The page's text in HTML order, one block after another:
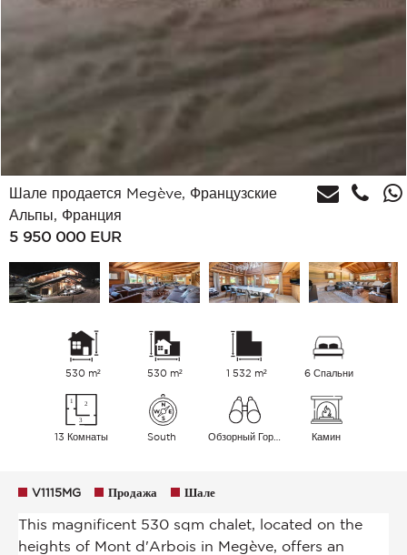
Шале продается Megève, Французские
Альпы, Франция
5 950 000 EUR
530 m² 530 m² 1 532 m² 6 Спальни
13 Комнаты South Камин
V1115MG Продажа Шале